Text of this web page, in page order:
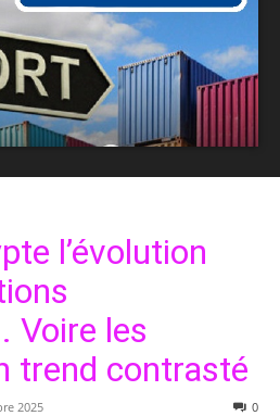
l’évolution
Voire les
trend contrasté
2025 0